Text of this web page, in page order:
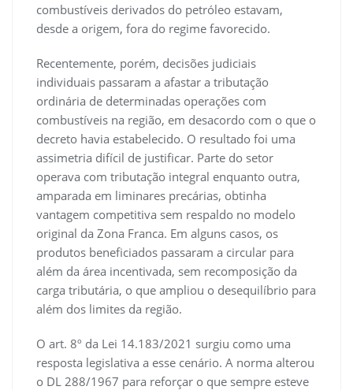
combustíveis derivados do petróleo estavam,
desde a origem, fora do regime favorecido.
Recentemente, porém, decisões judiciais
individuais passaram a afastar a tributação
ordinária de determinadas operações com
combustíveis na região, em desacordo com o que o
decreto havia estabelecido. O resultado foi uma
assimetria difícil de justificar. Parte do setor
operava com tributação integral enquanto outra,
amparada em liminares precárias, obtinha
vantagem competitiva sem respaldo no modelo
original da Zona Franca. Em alguns casos, os
produtos beneficiados passaram a circular para
além da área incentivada, sem recomposição da
carga tributária, o que ampliou o desequilíbrio para
além dos limites da região.
O art. 8º da Lei 14.183/2021 surgiu como uma
resposta legislativa a esse cenário. A norma alterou
o DL 288/1967 para reforçar o que sempre esteve